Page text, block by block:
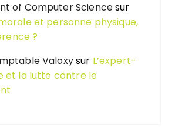
of Computer Sciencesur
et personne physique,
?
Valoxysur L’expert-
et la lutte contre le